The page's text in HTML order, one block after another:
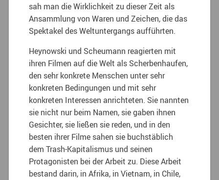
sah man die Wirklichkeit zu dieser Zeit als
Ansammlung von Waren und Zeichen, die das
Spektakel des Weltuntergangs aufführten.
Heynowski und Scheumann reagierten mit
ihren Filmen auf die Welt als Scherbenhaufen,
den sehr konkrete Menschen unter sehr
konkreten Bedingungen und mit sehr
konkreten Interessen anrichteten. Sie nannten
sie nicht nur beim Namen, sie gaben ihnen
Gesichter, sie ließen sie reden, und in den
besten ihrer Filme sahen sie buchstäblich
dem Trash-Kapitalismus und seinen
Protagonisten bei der Arbeit zu. Diese Arbeit
bestand darin, in Afrika, in Vietnam, in Chile,